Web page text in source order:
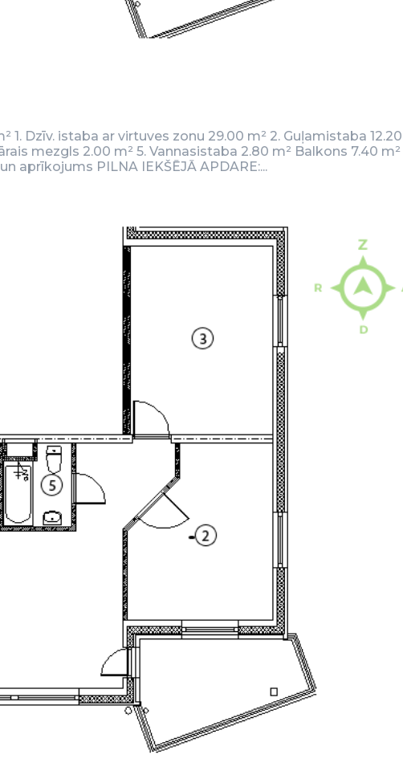
1. Dzīv. istaba ar virtuves zonu 29.00 m² 2. Guļamistaba
mezgls 2.00 m² 5. Vannasistaba 2.80 m² Balkons 7.40 m²
aprīkojums PILNA IEKŠĒJĀ APDARE:...